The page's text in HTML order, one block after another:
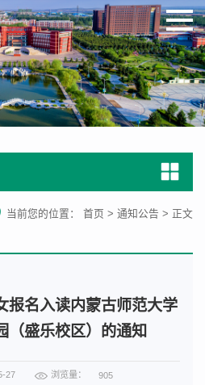
当前您的位置： 首页 > 通知公告 > 正文
报名入读内蒙古师范大学
（盛乐校区）的通知
27 浏览量： 905